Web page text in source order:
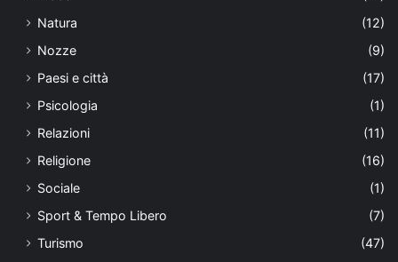
Natura
(12)
Nozze
(9)
Paesi e città
(17)
Psicologia
(1)
Relazioni
(11)
Religione
(16)
Sociale
(1)
Sport & Tempo Libero
(7)
Turismo
(47)